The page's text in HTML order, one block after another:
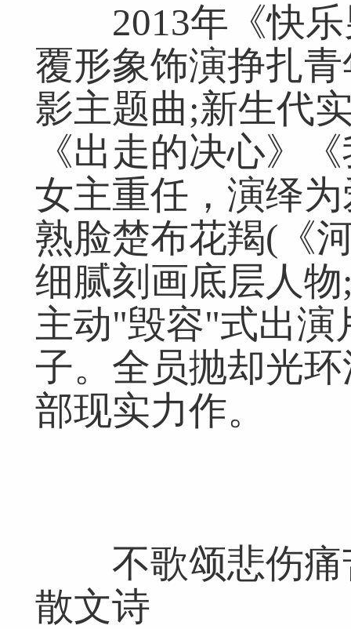
2013年《快乐
覆形象饰演挣扎
影主题曲;新生代
《出走的决心》
女主重任，演绎
熟脸楚布花羯(《
细腻刻画底层人
主动"毁容"式出演
子。全员抛却光
部现实力作。
不歌颂悲伤痛
散文诗